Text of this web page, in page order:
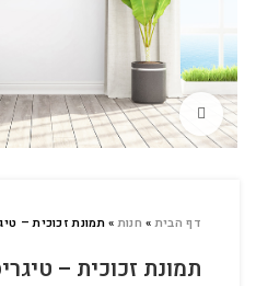
לחץ להגדלה
דף הבית» חנות»תמונת זכוכית –
תמונת זכוכית –